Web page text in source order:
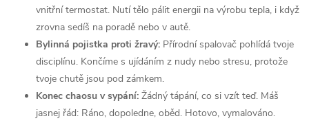
vnitřní termostat. Nutí tělo pálit energii na výrobu tepla, i když
zrovna sedíš na poradě nebo v autě.
Bylinná pojistka proti žravý: Přírodní spalovač pohlídá tvoje
disciplínu. Končíme s ujídáním z nudy nebo stresu, protože
tvoje chutě jsou pod zámkem.
Konec chaosu v sypání: Žádný tápání, co si vzít teď. Máš
jasnej řád: Ráno, dopoledne, oběd. Hotovo, vymalováno.